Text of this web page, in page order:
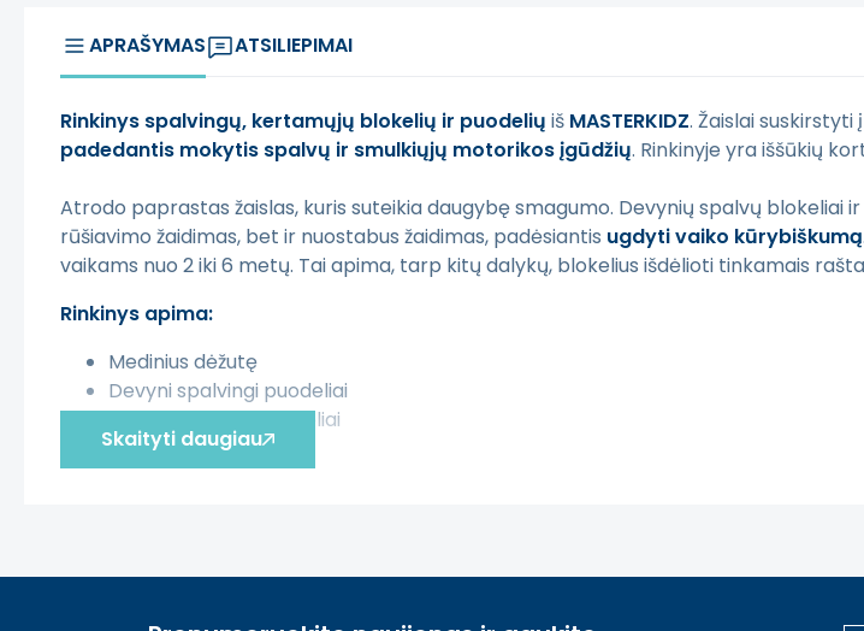
APRAŠYMAS ATSILIEPIMAI
Rinkinys spalvingų, kertamųjų blokelių ir puodelių iš MASTERKIDZ. Žaislai
padedantis mokytis spalvų ir smulkiųjų motorikos įgūdžių. Rinkinyje yra iššūkių
Atrodo paprastas žaislas, kuris suteikia daugybę smagumo. Devynių spalvų
rūšiavimo žaidimas, bet ir nuostabus žaidimas, padėsiantis ugdyti vaiko kūrybiškumą
vaikams nuo 2 iki 6 metų. Tai apima, tarp kitų dalykų, blokelius išdėlioti tinkamais
Rinkinys apima:
Medinius dėžutę
Devyni spalvingi puodeliai
Devyni spalvingi blokeliai
Instrukcijas
Skaityti daugiau